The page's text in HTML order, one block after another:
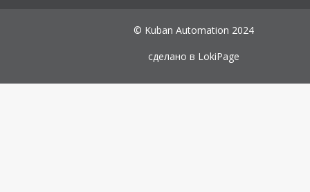
© Kuban Automation 2024
сделано в LokiPage